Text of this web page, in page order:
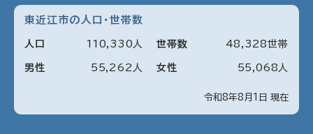
東近江市の人口・世帯数
令和8年8月1日 現在
人口 110 330 人
男性 55 262 人 女性 55 068 人
世帯数 48 328世帯